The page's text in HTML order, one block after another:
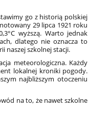
go z historią polskiej
29 lipca 1921 roku
wyższą. Warto jednak
dlatego nie oznacza to
naszej szkolnej stacji.
meteorologiczna. Każdy
lokalnej kroniki pogody.
najbliższym otoczeniu
na to, że nawet szkolne